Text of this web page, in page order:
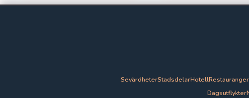
SevärdheterStadsdelarHotellRestauranger
Dagsutflykter